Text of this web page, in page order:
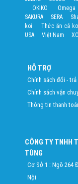
OKIKO
Omega
SAKURA
SERA
koi
Thức ăn cá
USA
Việt Nam XO
HỖ TRỢ
Chính sách đổi - trả
Chính sách vận
Thông tin thanh
CÔNG TY TNHH
TÙNG
Cơ Sở 1 : Ngõ 264
Nội